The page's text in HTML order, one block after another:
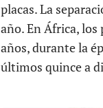
placas. La
año. En África, los
años, durante la
últimos quince a